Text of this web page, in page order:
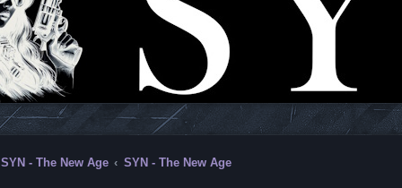
SYN - The New Age SYN - The New Age